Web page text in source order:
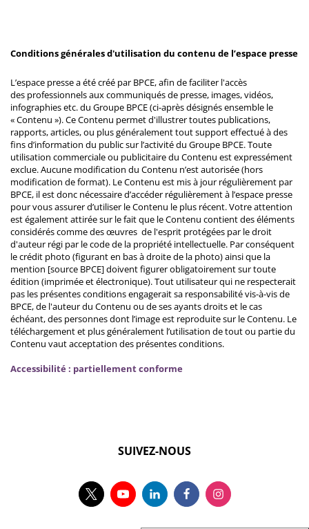
Conditions générales d'utilisation du contenu de l’espace presse
L’espace presse a été créé par BPCE, afin de faciliter l'accès
des professionnels aux communiqués de presse, images, vidéos,
infographies etc. du Groupe BPCE (ci-après désignés ensemble le
« Contenu »). Ce Contenu permet d'illustrer toutes publications,
rapports, articles, ou plus généralement tout support effectué à des
fins d’information du public sur l’activité du Groupe BPCE. Toute
utilisation commerciale ou publicitaire du Contenu est expressément
exclue. Aucune modification du Contenu n’est autorisée (hors
modification de format). Le Contenu est mis à jour régulièrement par
BPCE, il est donc nécessaire d’accéder régulièrement à l’espace presse
pour vous assurer d’utiliser le Contenu le plus récent. Votre attention
est également attirée sur le fait que le Contenu contient des éléments
considérés comme des œuvres de l'esprit protégées par le droit
d'auteur régi par le code de la propriété intellectuelle. Par conséquent
le crédit photo (figurant en bas à droite de la photo) ainsi que la
mention [source BPCE] doivent figurer obligatoirement sur toute
édition (imprimée et électronique). Tout utilisateur qui ne respecterait
pas les présentes conditions engagerait sa responsabilité vis-à-vis de
BPCE, de l'auteur du Contenu ou de ses ayants droits et le cas
échéant, des personnes dont l’image est reproduite sur le Contenu. Le
téléchargement et plus généralement l’utilisation de tout ou partie du
Contenu vaut acceptation des présentes conditions.
Accessibilité : partiellement conforme
SUIVEZ-NOUS